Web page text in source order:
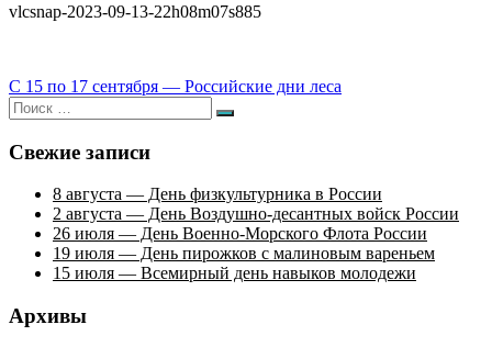
vlcsnap-2023-09-13-22h08m07s885
Навигация
по
записям
С 15 по 17 сентября — Российские дни леса
Искать:
Поиск
Свежие записи
8 августа — День физкультурника в России
2 августа — День Воздушно-десантных войск России
26 июля — День Военно-Морского Флота России
19 июля — День пирожков с малиновым вареньем
15 июля — Всемирный день навыков молодежи
Архивы